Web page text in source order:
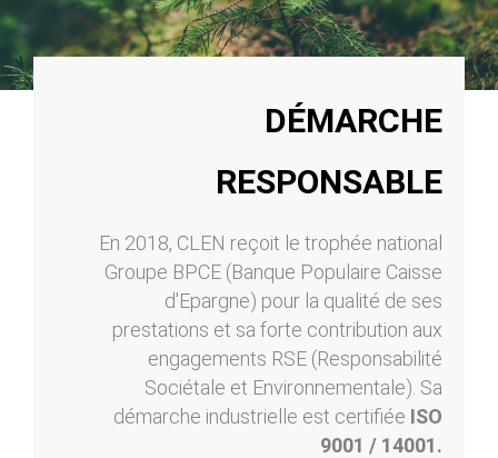
DÉMARCHE
RESPONSABLE
En 2018, CLEN reçoit le trophée national
Groupe BPCE (Banque Populaire Caisse
d'Epargne) pour la qualité de ses
prestations et sa forte contribution aux
engagements RSE (Responsabilité
Sociétale et Environnementale). Sa
démarche industrielle est certifiée ISO
9001 / 14001.